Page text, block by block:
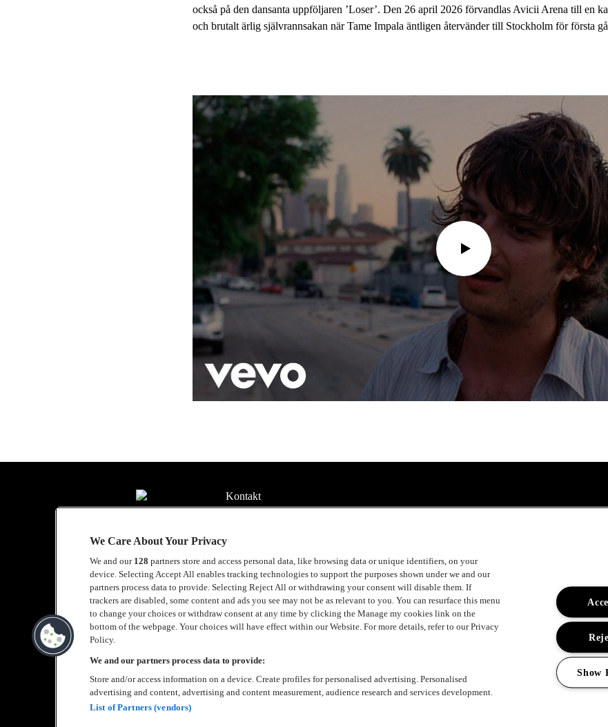
också på den dansanta uppföljaren ’Loser’. Den 26 april 2026 förvandlas Avicii Arena till en
och brutalt ärlig självrannsakan när Tame Impala äntligen återvänder till Stockholm för första
Kontakt
Samarbeten
Boka artist
English
Cookiepolicy
We Care About Your Privacy
We and our 128 partners store and access personal data, like browsing data or unique identifiers, on your
device. Selecting Accept All enables tracking technologies to support the purposes shown under we and our
partners process data to provide. Selecting Reject All or withdrawing your consent will disable them. If
trackers are disabled, some content and ads you see may not be as relevant to you. You can resurface this menu
to change your choices or withdraw consent at any time by clicking the Manage my cookies link on the
bottom of the webpage. Your choices will have effect within our Website. For more details, refer to our Privacy
Policy.
We and our partners process data to provide:
Store and/or access information on a device. Create profiles for personalised advertising. Personalised
advertising and content, advertising and content measurement, audience research and services development.
List of Partners (vendors)
Show